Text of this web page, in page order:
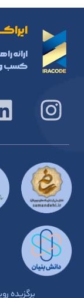
ارائه
کسب و
برگزیده